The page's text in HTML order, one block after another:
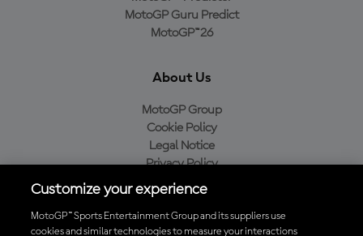
MotoGP Guru Predict
MotoGP™26
About Us
MotoGP Group
Cookie Policy
Legal Notice
Privacy Policy
Purchase Policy
Customize your experience
MotoGP™ Sports Entertainment Group and its suppliers use
cookies and similar technologies to measure your interactions